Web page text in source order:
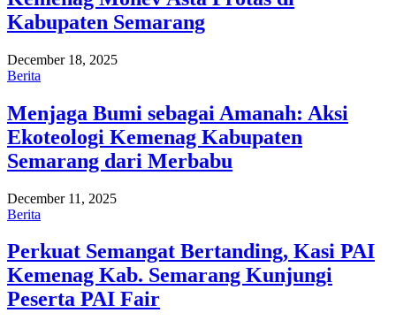
Kabupaten Semarang
December 18, 2025
Berita
Menjaga Bumi sebagai Amanah: Aksi
Ekoteologi Kemenag Kabupaten
Semarang dari Merbabu
December 11, 2025
Berita
Perkuat Semangat Bertanding, Kasi PAI
Kemenag Kab. Semarang Kunjungi
Peserta PAI Fair